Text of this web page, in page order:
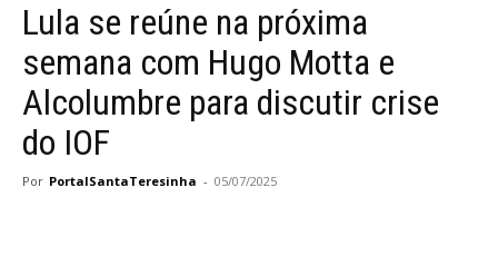
Lula se reúne na próxima
semana com Hugo Motta e
Alcolumbre para discutir crise
do IOF
Por PortalSantaTeresinha - 05/07/2025